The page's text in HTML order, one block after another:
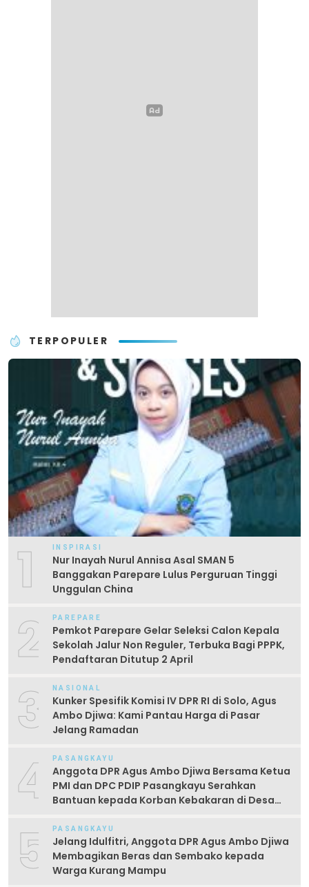
TERPOPULER
1 INSPIRASI
Nur Inayah Nurul Annisa Asal SMAN 5
Banggakan Parepare Lulus Perguruan Tinggi
Unggulan China
2 PAREPARE
Pemkot Parepare Gelar Seleksi Calon Kepala
Sekolah Jalur Non Reguler, Terbuka Bagi PPPK,
Pendaftaran Ditutup 2 April
3 NASIONAL
Kunker Spesifik Komisi IV DPR RI di Solo, Agus
Ambo Djiwa: Kami Pantau Harga di Pasar
Jelang Ramadan
4 PASANGKAYU
Anggota DPR Agus Ambo Djiwa Bersama Ketua
PMI dan DPC PDIP Pasangkayu Serahkan
Bantuan kepada Korban Kebakaran di Desa
5 PASANGKAYU
Jelang Idulfitri, Anggota DPR Agus Ambo Djiwa
Membagikan Beras dan Sembako kepada
Warga Kurang Mampu